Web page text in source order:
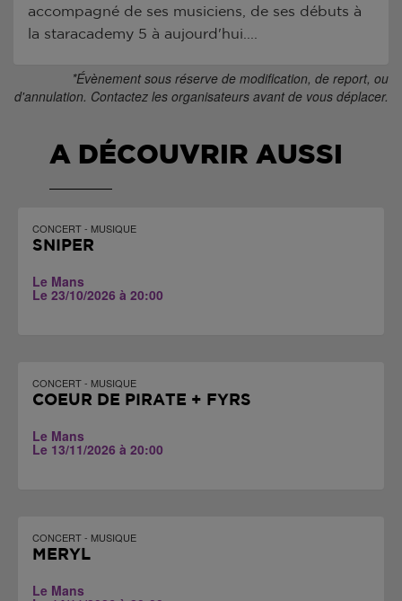
accompagné de ses musiciens, de ses débuts à
la staracademy 5 à aujourd'hui....
*Évènement sous réserve de modification, de report, ou
d'annulation. Contactez les organisateurs avant de vous déplacer.
A DÉCOUVRIR AUSSI
CONCERT - MUSIQUE
SNIPER
Le Mans
Le 23/10/2026 à 20:00
CONCERT - MUSIQUE
COEUR DE PIRATE + FYRS
Le Mans
Le 13/11/2026 à 20:00
CONCERT - MUSIQUE
MERYL
Le Mans